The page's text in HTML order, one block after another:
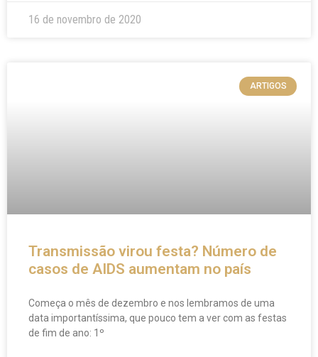
16 de novembro de 2020
ARTIGOS
Transmissão virou festa? Número de
casos de AIDS aumentam no país
Começa o mês de dezembro e nos lembramos de uma
data importantíssima, que pouco tem a ver com as festas
de fim de ano: 1º